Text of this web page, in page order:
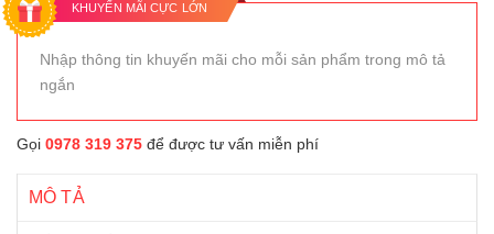
KHUYẾN MÃI CỰC LỚN
Nhập thông tin khuyến mãi cho mỗi sản phẩm trong mô tả
ngắn
Gọi 0978 319 375 để được tư vấn miễn phí
MÔ TẢ